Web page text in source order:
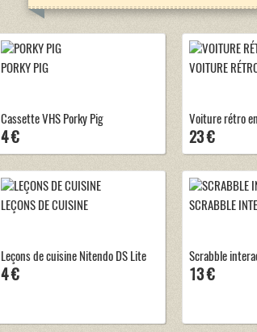
PORKY PIG
Cassette VHS Porky Pig
4 €
VOITURE
Voiture rétro
23 €
LEÇONS DE CUISINE
Leçons de cuisine Nitendo DS Lite
4 €
SCRABBLE
Scrabble
13 €